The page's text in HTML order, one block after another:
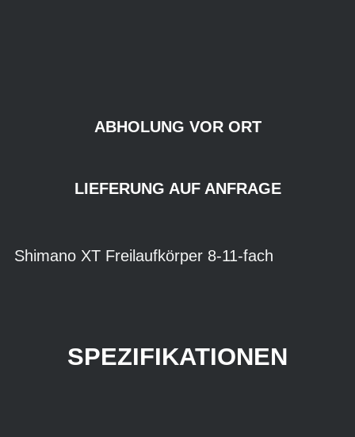
ABHOLUNG VOR ORT
LIEFERUNG AUF ANFRAGE
Shimano XT Freilaufkörper 8-11-fach
SPEZIFIKATIONEN